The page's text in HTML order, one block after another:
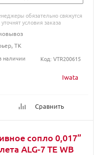
Iwata
Сравнить
обязательно свяжутся
условия заказа
ТК
наличии
Код: VTR200615
сопло 0,017”
ALG-7 TE WB